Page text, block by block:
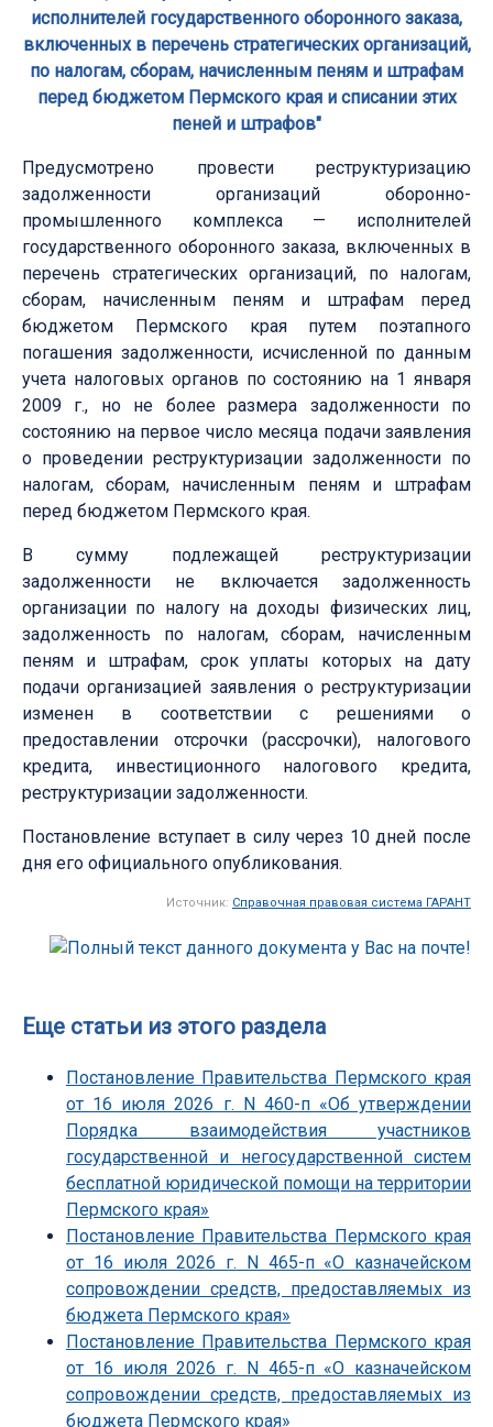
исполнителей государственного оборонного заказа,
включенных в перечень стратегических организаций,
по налогам, сборам, начисленным пеням и штрафам
перед бюджетом Пермского края и списании этих
пеней и штрафов"
Предусмотрено провести реструктуризацию
задолженности организаций оборонно-
промышленного комплекса — исполнителей
государственного оборонного заказа, включенных в
перечень стратегических организаций, по налогам,
сборам, начисленным пеням и штрафам перед
бюджетом Пермского края путем поэтапного
погашения задолженности, исчисленной по данным
учета налоговых органов по состоянию на 1 января
2009 г., но не более размера задолженности по
состоянию на первое число месяца подачи заявления
о проведении реструктуризации задолженности по
налогам, сборам, начисленным пеням и штрафам
перед бюджетом Пермского края.
В сумму подлежащей реструктуризации
задолженности не включается задолженность
организации по налогу на доходы физических лиц,
задолженность по налогам, сборам, начисленным
пеням и штрафам, срок уплаты которых на дату
подачи организацией заявления о реструктуризации
изменен в соответствии с решениями о
предоставлении отсрочки (рассрочки), налогового
кредита, инвестиционного налогового кредита,
реструктуризации задолженности.
Постановление вступает в силу через 10 дней после
дня его официального опубликования.
Источник: Справочная правовая система ГАРАНТ
Еще статьи из этого раздела
Постановление Правительства Пермского края
от 16 июля 2026 г. N 460-п «Об утверждении
Порядка взаимодействия участников
государственной и негосударственной систем
бесплатной юридической помощи на территории
Пермского края»
Постановление Правительства Пермского края
от 16 июля 2026 г. N 465-п «О казначейском
сопровождении средств, предоставляемых из
бюджета Пермского края»
Постановление Правительства Пермского края
от 16 июля 2026 г. N 465-п «О казначейском
сопровождении средств, предоставляемых из
бюджета Пермского края»